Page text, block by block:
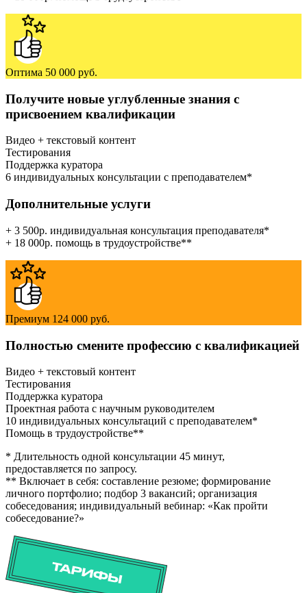
Оптима 50 000 руб.
Получите новые углубленные знания с
присвоением квалификации
Видео + текстовый контент
Тестирования
Поддержка куратора
6 индивидуальных консультации с преподавателем*
Дополнительные услуги
+ 3 500р. индивидуальная консультация преподавателя*
+ 18 000р. помощь в трудоустройстве**
Премиум 124 000 руб.
Полностью смените профессию с квалификацией
Видео + текстовый контент
Тестирования
Поддержка куратора
Проектная работа с научным руководителем
10 индивидуальных консультаций с преподавателем*
Помощь в трудоустройстве**
* Длительность одной консультации 45 минут,
предоставляется по запросу.
** Включает в себя: составление резюме; формирование
личного портфолио; подбор 3 вакансий; организация
собеседования; индивидуальный вебинар: «Как пройти
собеседование?»